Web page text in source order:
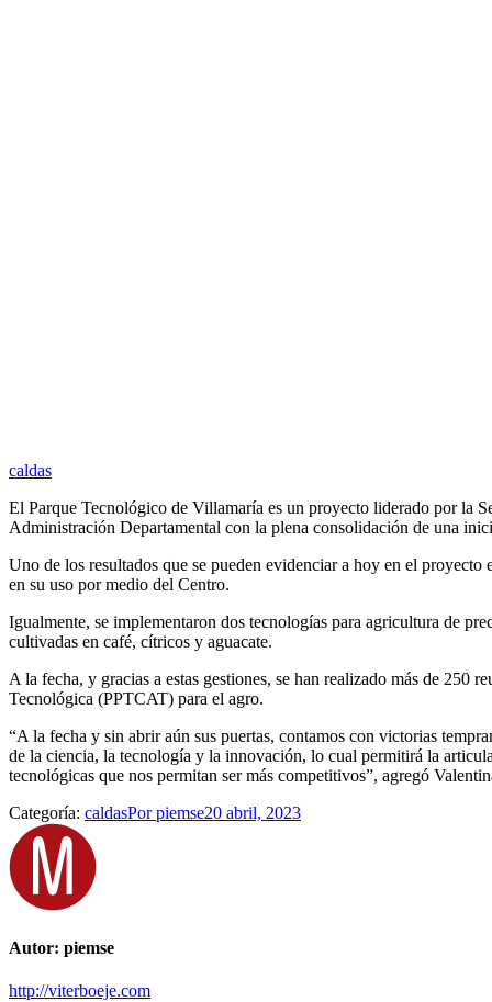
caldas
El Parque Tecnológico de Villamaría es un proyecto liderado por la
Administración Departamental con la plena consolidación de una
Uno de los resultados que se pueden evidenciar a hoy en el
en su uso por medio del Centro.
Igualmente, se implementaron dos tecnologías para agricultura de
cultivadas en café, cítricos y aguacate.
A la fecha, y gracias a estas gestiones, se han realizado más de 250
Tecnológica (PPTCAT) para el agro.
“A la fecha y sin abrir aún sus puertas, contamos con victorias
de la ciencia, la tecnología y la innovación, lo cual permitirá la
tecnológicas que nos permitan ser más competitivos”, agregó
Categoría: caldasPorpiemse20 abril, 2023
Autor: piemse
http://viterboeje.com